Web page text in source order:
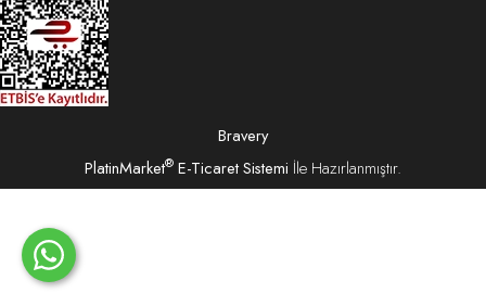
Bravery
PlatinMarket® E-Ticaret Sistemi İle Hazırlanmıştır.